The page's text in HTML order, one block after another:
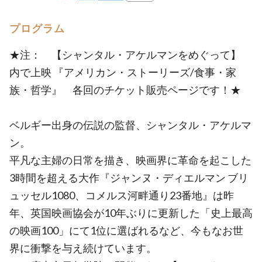
プログラム
★注： 【シャンタル・アケルマンをめぐって】
内で上映 『アメリカン・ストーリーズ/食事・家
族・哲学』 各回のチケット販売ページです！★
ベルギー出身の伝説の監督、シャンタル・アケルマ
ン。
平凡な主婦の日常を描き、映画界に革命を起こした
3時間を超える大作『ジャンヌ・ディエルマン ブリ
ュッセル1080、コメルス河畔通り23番地』は昨
年、英国映画協会が10年ぶりに更新した「史上最高
の映画100」にて1位に選ばれるなど、今もなお世
界に衝撃を与え続けています。